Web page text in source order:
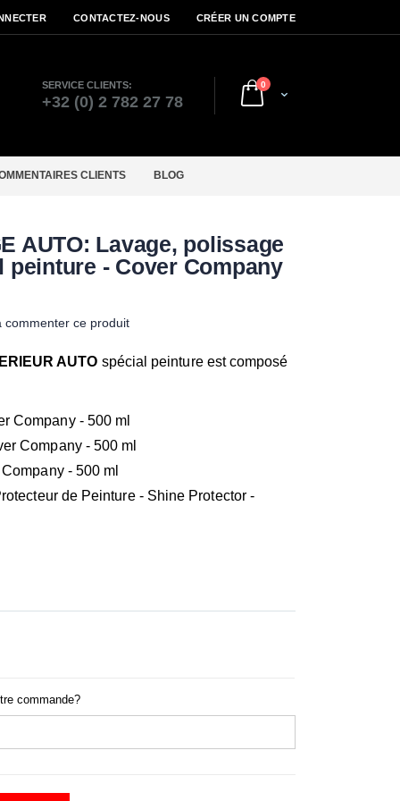
CONTACTEZ-NOUS CRÉER UN COMPTE
Cart
0articles
SERVICE CLIENTS:
+32 (0) 2 782 27 78
CLIENTS BLOG
AUTO: Lavage, polissage
peinture - Cover Company
commenter ce produit
AUTO spécial peinture est composé
Company - 500 ml
Company - 500 ml
- 500 ml
de Peinture - Shine Protector -
commande?